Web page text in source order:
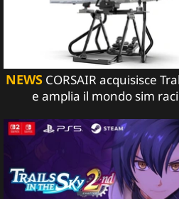
NEWS CORSAIR acquisisce
e amplia il mondo sim